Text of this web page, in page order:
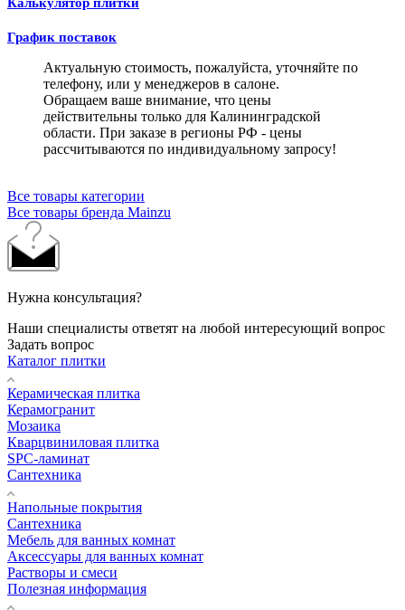
График поставок
Актуальную стоимость, пожалуйста, уточняйте по
телефону, или у менеджеров в салоне.
Обращаем ваше внимание, что цены
действительны только для Калининградской
области. При заказе в регионы РФ - цены
рассчитываются по индивидуальному запросу!
Все товары категории
Все товары бренда Mainzu
Нужна консультация?
Наши специалисты ответят на любой интересующий вопрос
Задать вопрос
Каталог плитки
Керамическая плитка
Керамогранит
Мозаика
Кварцвиниловая плитка
SPC-ламинат
Сантехника
Напольные покрытия
Сантехника
Мебель для ванных комнат
Аксессуары для ванных комнат
Растворы и смеси
Полезная информация